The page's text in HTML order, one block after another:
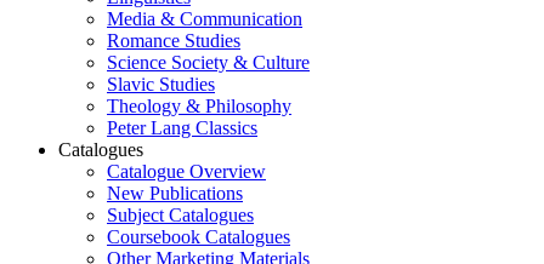
Media & Communication
Romance Studies
Science Society & Culture
Slavic Studies
Theology & Philosophy
Peter Lang Classics
Catalogues
Catalogue Overview
New Publications
Subject Catalogues
Coursebook Catalogues
Other Marketing Materials